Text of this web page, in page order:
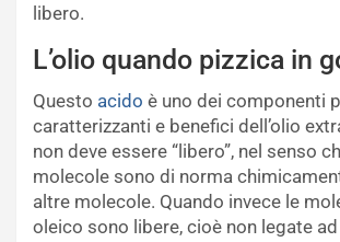
libero.
L’olio quando pizzica in
Questo acido è uno dei componenti
caratterizzanti e benefici dell’olio
non deve essere “libero”, nel senso
molecole sono di norma
altre molecole. Quando invece le
oleico sono libere, cioè non legate